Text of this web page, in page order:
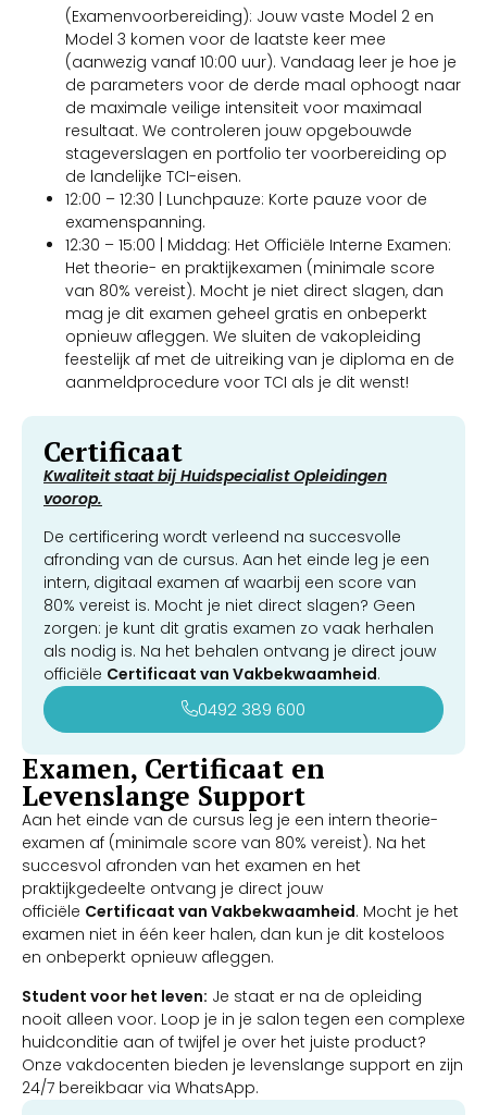
(Examenvoorbereiding): Jouw vaste Model 2 en
Model 3 komen voor de laatste keer mee
(aanwezig vanaf 10:00 uur). Vandaag leer je hoe je
de parameters voor de derde maal ophoogt naar
de maximale veilige intensiteit voor maximaal
resultaat. We controleren jouw opgebouwde
stageverslagen en portfolio ter voorbereiding op
de landelijke TCI-eisen.
12:00 – 12:30 | Lunchpauze: Korte pauze voor de
examenspanning.
12:30 – 15:00 | Middag: Het Officiële Interne Examen:
Het theorie- en praktijkexamen (minimale score
van 80% vereist). Mocht je niet direct slagen, dan
mag je dit examen geheel gratis en onbeperkt
opnieuw afleggen. We sluiten de vakopleiding
feestelijk af met de uitreiking van je diploma en de
aanmeldprocedure voor TCI als je dit wenst!
Certificaat
Kwaliteit staat bij Huidspecialist Opleidingen
voorop.
De certificering wordt verleend na succesvolle
afronding van de cursus. Aan het einde leg je een
intern, digitaal examen af waarbij een score van
80% vereist is. Mocht je niet direct slagen? Geen
zorgen: je kunt dit gratis examen zo vaak herhalen
als nodig is. Na het behalen ontvang je direct jouw
officiële Certificaat van Vakbekwaamheid.
0492 389 600
Examen, Certificaat en
Levenslange Support
Aan het einde van de cursus leg je een intern theorie-
examen af (minimale score van 80% vereist). Na het
succesvol afronden van het examen en het
praktijkgedeelte ontvang je direct jouw
officiële Certificaat van Vakbekwaamheid. Mocht je het
examen niet in één keer halen, dan kun je dit kosteloos
en onbeperkt opnieuw afleggen.
Student voor het leven: Je staat er na de opleiding
nooit alleen voor. Loop je in je salon tegen een complexe
huidconditie aan of twijfel je over het juiste product?
Onze vakdocenten bieden je levenslange support en zijn
24/7 bereikbaar via WhatsApp.